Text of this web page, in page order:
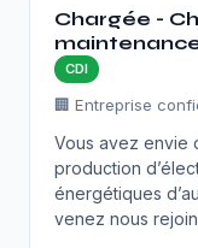
Chargée -
CDI
🏢 Entreprise
Vous avez envie
production
énergétiques
venez nous